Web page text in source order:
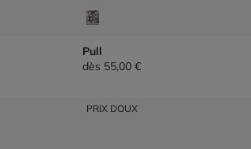
Pull
dès 55,00 €
PRIX DOUX